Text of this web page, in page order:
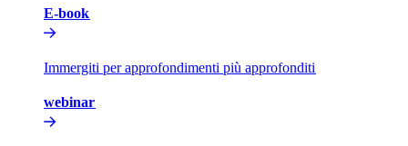
E-book​​
Immergiti per approfondimenti più approfonditi​​
webinar​​